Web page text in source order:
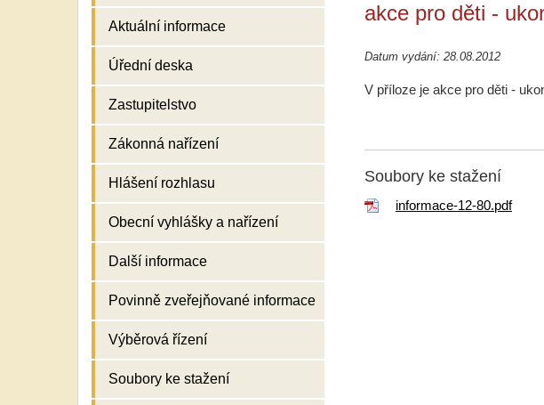
Aktuální informace
Úřední deska
Zastupitelstvo
Zákonná nařízení
Hlášení rozhlasu
Obecní vyhlášky a nařízení
Další informace
Povinně zveřejňované informace
Výběrová řízení
Soubory ke stažení
akce pro děti -
Datum vydání: 28.08.2012
V příloze je akce pro děti -
Soubory ke stažení
informace-12-80.pdf